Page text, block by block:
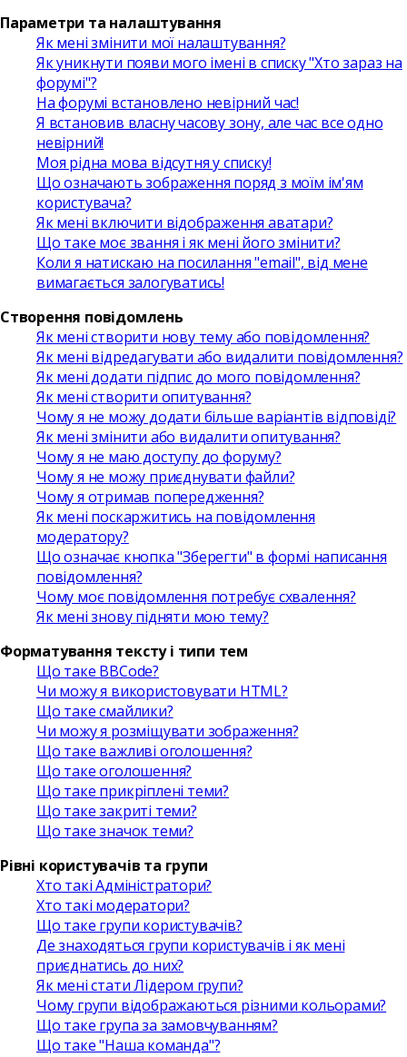
Параметри та налаштування
Як мені змінити мої налаштування?
Як уникнути появи мого імені в списку "Хто зараз на
форумі"?
На форумі встановлено невірний час!
Я встановив власну часову зону, але час все одно
невірний!
Моя рідна мова відсутня у списку!
Що означають зображення поряд з моїм ім'ям
користувача?
Як мені включити відображення аватари?
Що таке моє звання і як мені його змінити?
Коли я натискаю на посилання "email", від мене
вимагається залогуватись!
Створення повідомлень
Як мені створити нову тему або повідомлення?
Як мені відредагувати або видалити повідомлення?
Як мені додати підпис до мого повідомлення?
Як мені створити опитування?
Чому я не можу додати більше варіантів відповіді?
Як мені змінити або видалити опитування?
Чому я не маю доступу до форуму?
Чому я не можу приєднувати файли?
Чому я отримав попередження?
Як мені поскаржитись на повідомлення
модератору?
Що означає кнопка "Зберегти" в формі написання
повідомлення?
Чому моє повідомлення потребує схвалення?
Як мені знову підняти мою тему?
Форматування тексту і типи тем
Що таке BBCode?
Чи можу я використовувати HTML?
Що таке смайлики?
Чи можу я розміщувати зображення?
Що таке важливі оголошення?
Що таке оголошення?
Що таке прикріплені теми?
Що таке закриті теми?
Що таке значок теми?
Рівні користувачів та групи
Хто такі Адміністратори?
Хто такі модератори?
Що таке групи користувачів?
Де знаходяться групи користувачів і як мені
приєднатись до них?
Як мені стати Лідером групи?
Чому групи відображаються різними кольорами?
Що таке група за замовчуванням?
Що таке "Наша команда"?